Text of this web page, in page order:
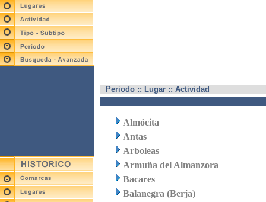
Periodo :: Lugar :: Actividad
Almócita
Antas
Arboleas
Armuña del Almanzora
Bacares
Balanegra (Berja)